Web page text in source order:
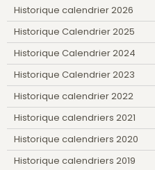
Historique calendrier 2026
Historique Calendrier 2025
Historique Calendrier 2024
Historique Calendrier 2023
Historique calendrier 2022
Historique calendriers 2021
Historique calendriers 2020
Historique calendriers 2019